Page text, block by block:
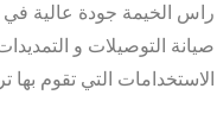
راس الخيمة جودة عالية
صيانة التوصيلات و
الاستخدامات التي تقوم